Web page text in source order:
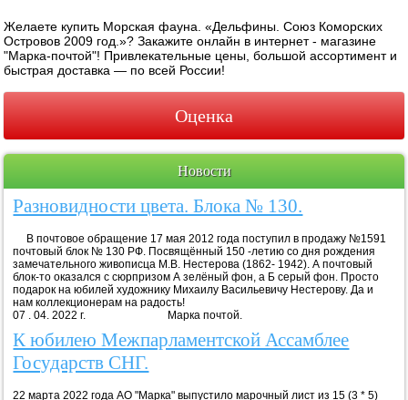
Желаете купить Морская фауна. «Дельфины. Союз Коморских
Островов 2009 год.»? Закажите онлайн в интернет - магазине
"Марка-почтой"! Привлекательные цены, большой ассортимент и
быстрая доставка — по всей России!
Оценка
Новости
Разновидности цвета. Блока № 130.
В почтовое обращение 17 мая 2012 года поступил в продажу №1591
почтовый блок № 130 РФ. Посвящённый 150 -летию со дня рождения
замечательного живописца М.В. Нестерова (1862- 1942). А почтовый
блок-то оказался с сюрпризом А зелёный фон, а Б серый фон. Просто
подарок на юбилей художнику Михаилу Васильевичу Нестерову. Да и
нам коллекционерам на радость!
07 . 04. 2022 г. Марка почтой.
К юбилею Межпарламентской Ассамблее
Государств СНГ.
22 марта 2022 года АО "Марка" выпустило марочный лист из 15 (3 * 5)